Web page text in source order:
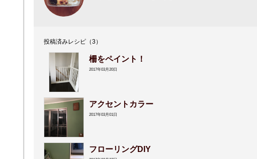
投稿済みレシピ（3）
柵をペイント！
2017年03月20日
アクセントカラー
2017年03月01日
フローリングDIY